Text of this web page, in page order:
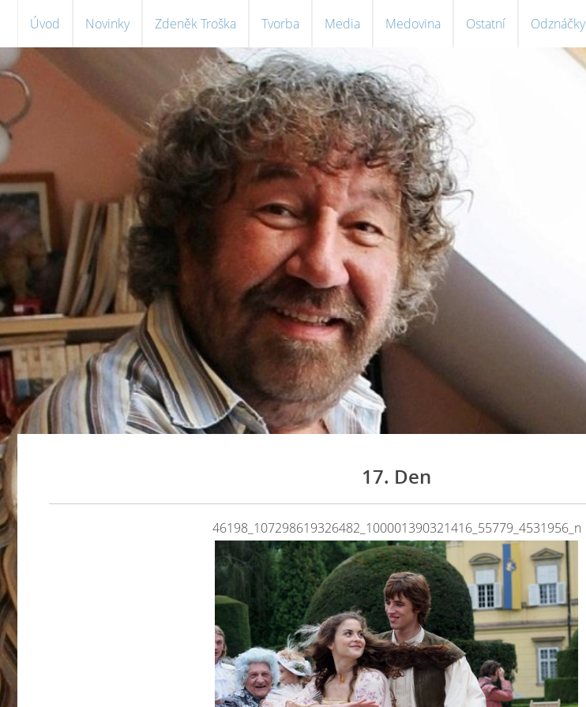
Úvod Novinky Zdeněk Troška Tvorba Media Medovina Ostatní Odznáčky
17. Den
46198_107298619326482_100001390321416_55779_4531956_n